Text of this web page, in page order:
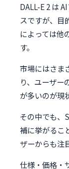
DALL-E 2 は
スですが、目
によっては他
す。
市場にはさま
り、ユーザー
が多いのが現
その中でも、
補に挙がるこ
ザーからも注
仕様・価格・